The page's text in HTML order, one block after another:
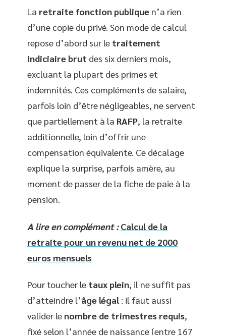
La retraite fonction publique n’a rien
d’une copie du privé. Son mode de calcul
repose d’abord sur le traitement
indiciaire brut des six derniers mois,
excluant la plupart des primes et
indemnités. Ces compléments de salaire,
parfois loin d’être négligeables, ne servent
que partiellement à la RAFP, la retraite
additionnelle, loin d’offrir une
compensation équivalente. Ce décalage
explique la surprise, parfois amère, au
moment de passer de la fiche de paie à la
pension.
A lire en complément : Calcul de la
retraite pour un revenu net de 2000
euros mensuels
Pour toucher le taux plein, il ne suffit pas
d’atteindre l’âge légal: il faut aussi
valider le nombre de trimestres requis,
fixé selon l’année de naissance (entre 167